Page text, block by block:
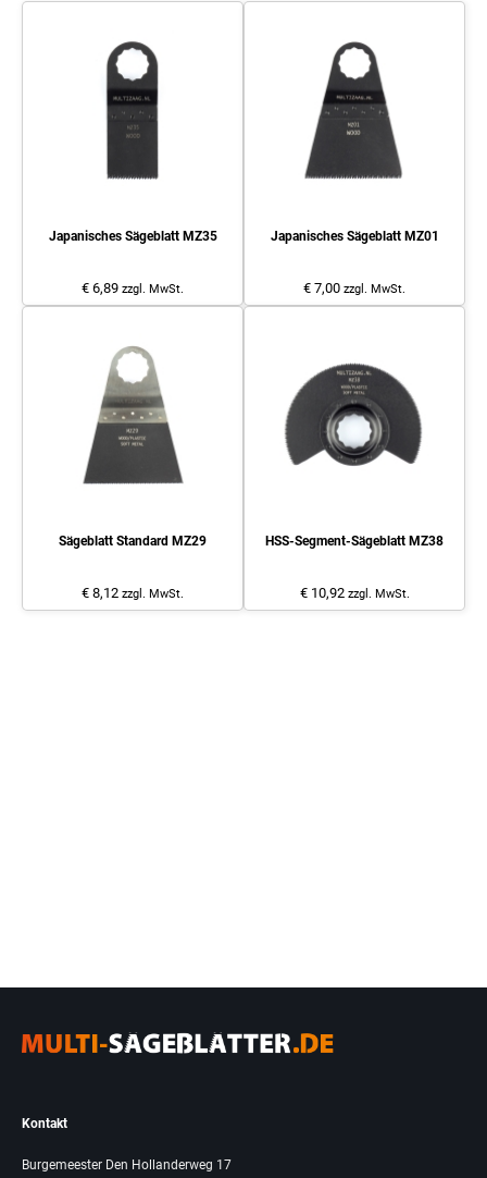
Japanisches Sägeblatt MZ35
€ 6,89 zzgl. MwSt.
Japanisches Sägeblatt MZ01
€ 7,00 zzgl. MwSt.
Sägeblatt Standard MZ29
€ 8,12 zzgl. MwSt.
HSS-Segment-Sägeblatt MZ38
€ 10,92 zzgl. MwSt.
Kontakt
Burgemeester Den Hollanderweg 17